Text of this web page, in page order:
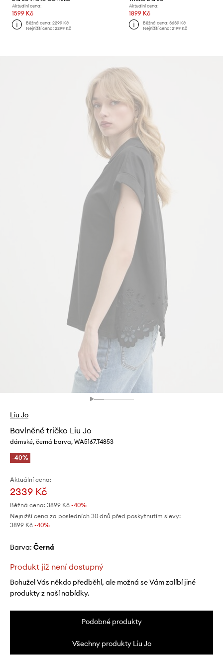
Aktuální cena:
1599 Kč
Běžná cena:2299 Kč
Nejnižší cena:2299 Kč
Aktuální cena:
1899 Kč
Běžná cena: 3639 Kč
Nejnižší cena: 2199 Kč
Liu Jo
Bavlněné tričko Liu Jo
dámské, černá barva, WA5167.T4853
-40%
Aktuální cena:
2339 Kč
Běžná cena: 3899 Kč -40%
Nejnižší cena za posledních 30 dnů před poskytnutím slevy:
3899 Kč -40%
Barva: černá
Produkt již není dostupný
Bohužel Vás někdo předběhl, ale možná se Vám zalíbí jiné
produkty z naší nabídky.
Podobné produkty
Všechny produkty Liu Jo